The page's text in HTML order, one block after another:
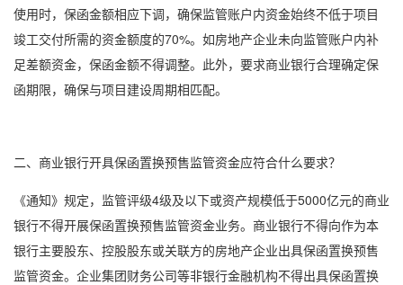
使用时，保函金额相应下调，确保监管账户内资金始终不低于项目
竣工交付所需的资金额度的70%。如房地产企业未向监管账户内补
足差额资金，保函金额不得调整。此外，要求商业银行合理确定保
函期限，确保与项目建设周期相匹配。
二、商业银行开具保函置换预售监管资金应符合什么要求？
《通知》规定，监管评级4级及以下或资产规模低于5000亿元的商业
银行不得开展保函置换预售监管资金业务。商业银行不得向作为本
银行主要股东、控股股东或关联方的房地产企业出具保函置换预售
监管资金。企业集团财务公司等非银行金融机构不得出具保函置换